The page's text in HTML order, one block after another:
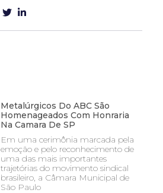
Metalúrgicos Do ABC São
Homenageados Com Honraria
Na Camara De SP
Em uma cerimônia marcada pela
emoção e pelo reconhecimento de
uma das mais importantes
trajetórias do movimento sindical
brasileiro, a Câmara Municipal de
São Paulo